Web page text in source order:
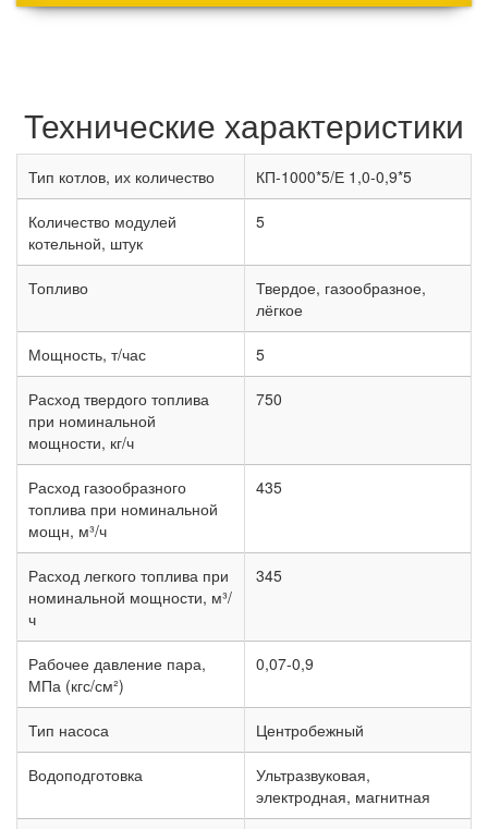
Технические характеристики
Тип котлов, их количество КП-1000*5/Е 1,0-0,9*5
Количество модулей
котельной, штук
5
Топливо
Твердое, газообразное,
лёгкое
Мощность, т/час 5
Расход твердого топлива
при номинальной
мощности, кг/ч
750
Расход газообразного
топлива при номинальной
мощн, м³/ч
435
Расход легкого топлива при
номинальной мощности, м³/
ч
345
Рабочее давление пара,
МПа (кгс/см²)
0,07-0,9
Тип насоса Центробежный
Водоподготовка
Ультразвуковая,
электродная, магнитная